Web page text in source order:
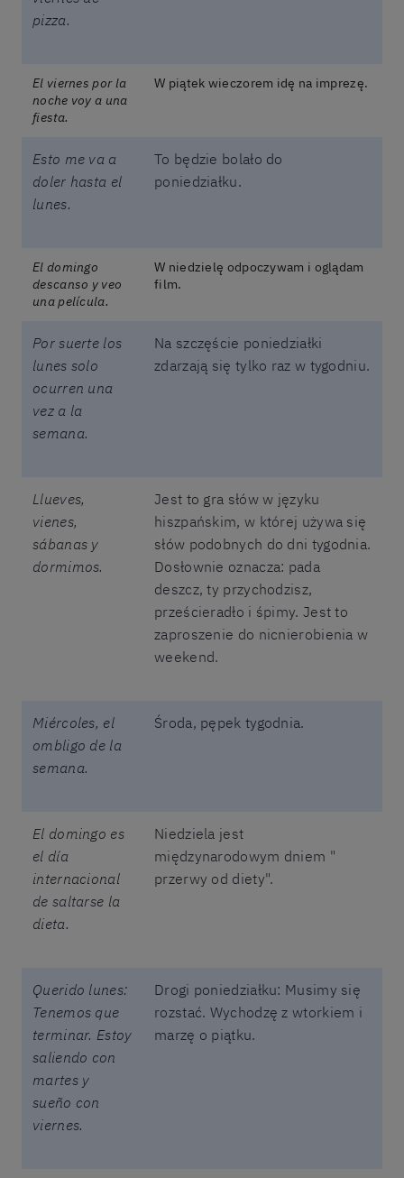
pizza.
El viernes por la
noche voy a una
fiesta.
W piątek wieczorem idę na imprezę.
Esto me va a
doler hasta el
lunes.
To będzie bolało do
poniedziałku.
El domingo
descanso y veo
una película.
W niedzielę odpoczywam i oglądam
film.
Por suerte los
lunes solo
ocurren una
vez a la
semana.
Na szczęście poniedziałki
zdarzają się tylko raz w tygodniu.
Llueves,
vienes,
sábanas y
dormimos.
Jest to gra słów w języku
hiszpańskim, w której używa się
słów podobnych do dni tygodnia.
Dosłownie oznacza: pada
deszcz, ty przychodzisz,
prześcieradło i śpimy. Jest to
zaproszenie do nicnierobienia w
weekend.
Miércoles, el
ombligo de la
semana.
Środa, pępek tygodnia.
El domingo es
el día
internacional
de saltarse la
dieta.
Niedziela jest
międzynarodowym dniem "
przerwy od diety".
Querido lunes:
Tenemos que
terminar. Estoy
saliendo con
martes y
sueño con
viernes.
Drogi poniedziałku: Musimy się
rozstać. Wychodzę z wtorkiem i
marzę o piątku.